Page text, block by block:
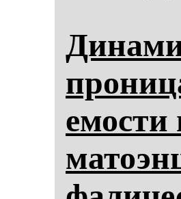
емос­ти